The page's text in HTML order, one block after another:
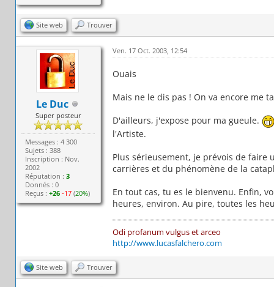
Site web Trouver
Le Duc
Super posteur
Messages : 4 300
Sujets : 388
Inscription : Nov.
2002
Réputation :3
Donnés : 0
Reçus :+26 -17 (20%)
Ven. 17 Oct. 2003, 12:54
Ouais
Mais ne le dis pas ! On va encore me
D'ailleurs, j'expose pour ma gueule.
l'Artiste.
Plus sérieusement, je prévois de
carrières et du phénomène de la
En tout cas, tu es le bienvenu. Enfin,
heures, environ. Au pire, toutes les
Odi profanum vulgus et arceo
http://www.lucasfalchero.com
Site web Trouver